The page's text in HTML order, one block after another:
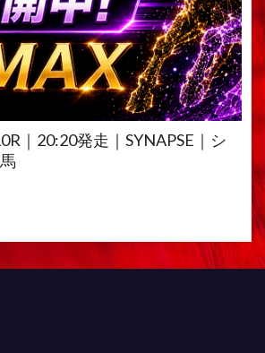
｜20:20発走｜SYNAPSE｜シ